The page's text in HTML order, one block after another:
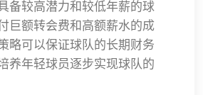
备较高潜力和较低年薪的球
巨额转会费和高额薪水的成
略可以保证球队的长期财务
养年轻球员逐步实现球队的